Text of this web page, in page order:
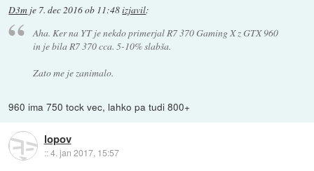
D3m je 7. dec 2016 ob 11:48izjavil:
Aha. Ker na YT je nekdo primerjal R7 370 Gaming X z GTX 960
in je bila R7 370 cca. 5-10% slabša.
Zato me je zanimalo.
960 ima 750 tock vec, lahko pa tudi 800+
lopov
::4. jan 2017, 15:57